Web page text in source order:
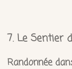
7. Le Sentier
Randonnée